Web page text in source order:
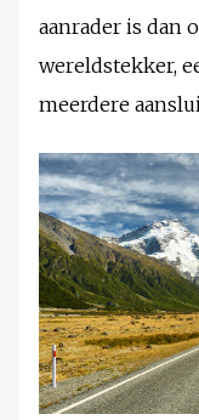
aanrader is dan
wereldstekker,
meerdere